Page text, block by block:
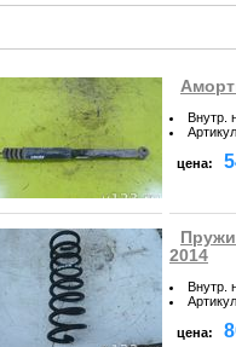
Внутр.
Артикул
цена:
2014
Внутр.
Артикул
цена: